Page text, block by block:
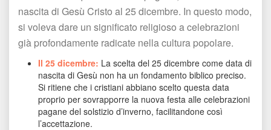
nascita di Gesù Cristo al 25 dicembre. In questo modo,
i voleva dare un significato religioso a celebrazioni
già profondamente radicate nella cultura popolare.
Il 25 dicembre: La scelta del 25 dicembre come data di
nascita di Gesù non ha un fondamento biblico preciso.
Si ritiene che i cristiani abbiano scelto questa data
proprio per sovrapporre la nuova festa alle celebrazioni
pagane del solstizio d’inverno, facilitandone così
l’accettazione.